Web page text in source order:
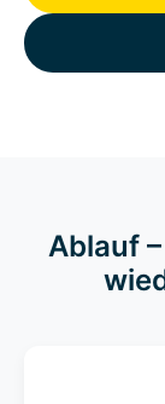
Ablauf